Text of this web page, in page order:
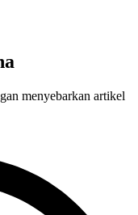
menyebarkan artikel